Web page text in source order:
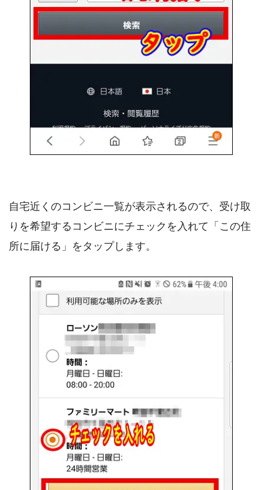
自宅近くのコンビニ一覧が表示されるので、受け取
りを希望するコンビニにチェックを入れて「この住
所に届ける」をタップします。